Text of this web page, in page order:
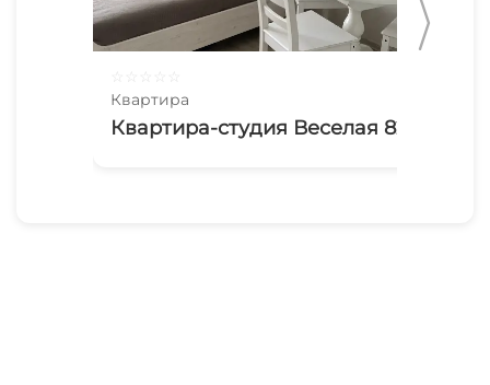
Квартира
Квартира-студия Веселая 82/1